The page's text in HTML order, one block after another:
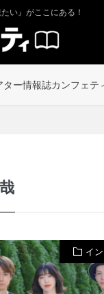
い』がここにある！
ター情報誌カンフェテ
イ